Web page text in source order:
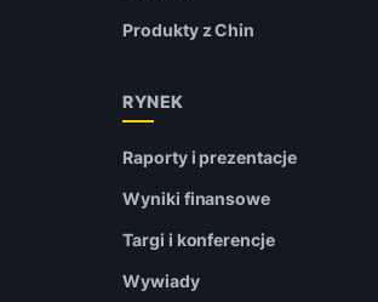
Produkty z Chin
RYNEK
Raporty i prezentacje
Wyniki finansowe
Targi i konferencje
Wywiady